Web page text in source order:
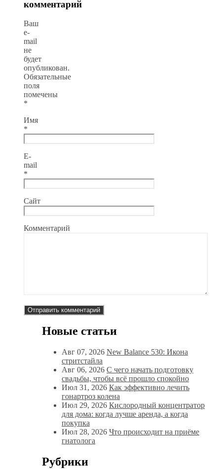
комментарий
Ваш
e-
mail
не
будет
опубликован.
Обязательные
поля
помечены
*
Имя
*
E-
mail
*
Сайт
Комментарий
Новые статьи
Авг 07, 2026 New Balance 530: Икона
стритстайла
Авг 06, 2026 С чего начать подготовку
свадьбы, чтобы всё прошло спокойно
Июл 31, 2026 Как эффективно лечить
гонартроз колена
Июл 29, 2026 Кислородный концентратор
для дома: когда лучше аренда, а когда
покупка
Июл 28, 2026 Что происходит на приёме
гнатолога
Рубрики